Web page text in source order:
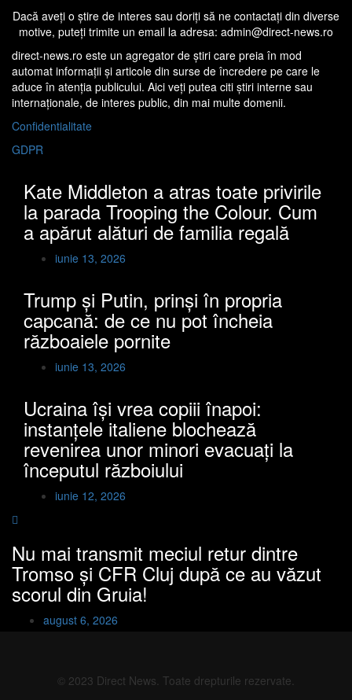
Dacă aveţi o ştire de interes sau doriţi să ne contactaţi din diverse
motive, puteţi trimite un email la adresa: admin@direct-news.ro
direct-news.ro este un agregator de ştiri care preia în mod
automat informaţii şi articole din surse de încredere pe care le
aduce în atenţia publicului. Aici veţi putea citi ştiri interne sau
internaţionale, de interes public, din mai multe domenii.
Confidentialitate
GDPR
Kate Middleton a atras toate privirile
la parada Trooping the Colour. Cum
a apărut alături de familia regală
iunie 13, 2026
Trump și Putin, prinși în propria
capcană: de ce nu pot încheia
războaiele pornite
iunie 13, 2026
Ucraina își vrea copiii înapoi:
instanțele italiene blochează
revenirea unor minori evacuați la
începutul războiului
iunie 12, 2026
Nu mai transmit meciul retur dintre
Tromso și CFR Cluj după ce au văzut
scorul din Gruia!
august 6, 2026
© 2023 Direct News. Toate drepturile rezervate.